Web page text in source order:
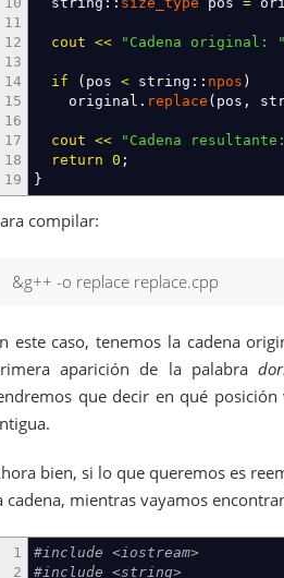
11
12
13
14
15
16
17
18
19
cout << "Cadena original: "
if ( pos < string :: npos )
original. replace ( pos,
cout << "Cadena
return 0 ;
}
compilar:
&g++ -o replace replace.cpp
este caso, tenemos la cadena
aparición de la palabra
que decir en qué
bien, si lo que queremos es
cadena, mientras vayamos
1
2
#include <iostream>
#include <string>